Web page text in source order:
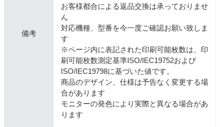
備考
お客様都合による返品交換は承っておりませ
ん
対応機種、型番を今一度ご確認お願い致しま
す
※ページ内に表記された印刷可能枚数は、印
刷可能枚数測定基準ISO/IEC19752および
ISO/IEC19798に基づいた値です。
商品のデザイン、仕様は予告なく変更する場
合があります
モニターの発色により実際と異なる場合があ
ります